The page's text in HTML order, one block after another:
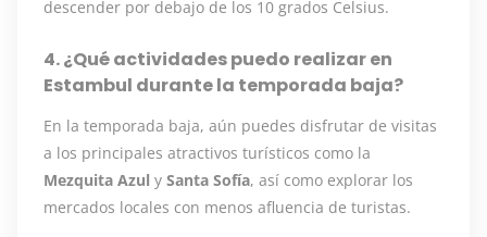
descender por debajo de los 10 grados Celsius.
4. ¿Qué actividades puedo realizar en
Estambul durante la temporada baja?
En la temporada baja, aún puedes disfrutar de visitas
a los principales atractivos turísticos como la
Mezquita Azul y Santa Sofía, así como explorar los
mercados locales con menos afluencia de turistas.